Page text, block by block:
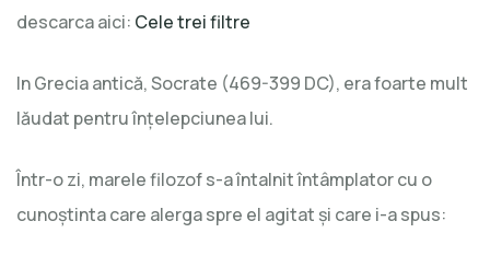
descarca aici: Cele trei filtre
In Grecia antică, Socrate (469-399 DC), era foarte mult
lăudat pentru înţelepciunea lui.
Într-o zi, marele filozof s-a întalnit întâmplator cu o
cunoştinta care alerga spre el agitat şi care i-a spus: